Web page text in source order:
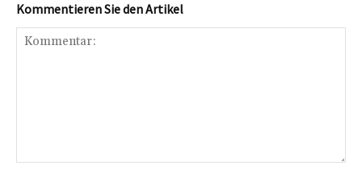
Kommentieren Sie den Artikel